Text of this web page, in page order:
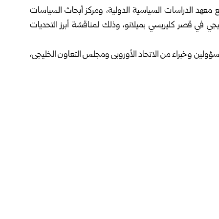
الدراسات السياسية الدولية، ومركز أبحاث السياسات
في قصر كليريسي بميلانو، وذلك لمناقشة أبرز التحديات
وخبراء من الاتحاد الأوروبي ومجلس التعاون الخليجي،